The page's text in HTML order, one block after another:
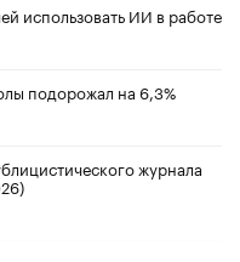
использовать ИИ в работе
подорожал на 6,3%
журнала